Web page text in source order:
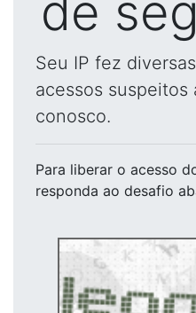
de
Seu IP fez
acessos suspeitos
conosco.
Para liberar o acesso
responda ao desafio